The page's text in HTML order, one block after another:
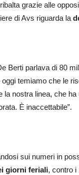
grazie alle
di Avs riguarda la
Berti parlava di 80
temiamo che le
nostra linea, che
È inaccettabile”.
sui numeri in
giorni feriali, contro i